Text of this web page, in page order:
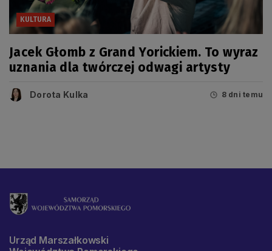
KULTURA
Jacek Głomb z Grand Yorickiem. To wyraz
uznania dla twórczej odwagi artysty
Dorota Kulka 8 dni temu
Urząd Marszałkowski